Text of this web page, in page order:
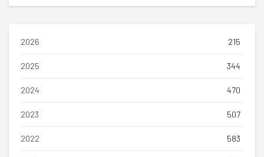
2026 215
2025 344
2024 470
2023 507
2022 583